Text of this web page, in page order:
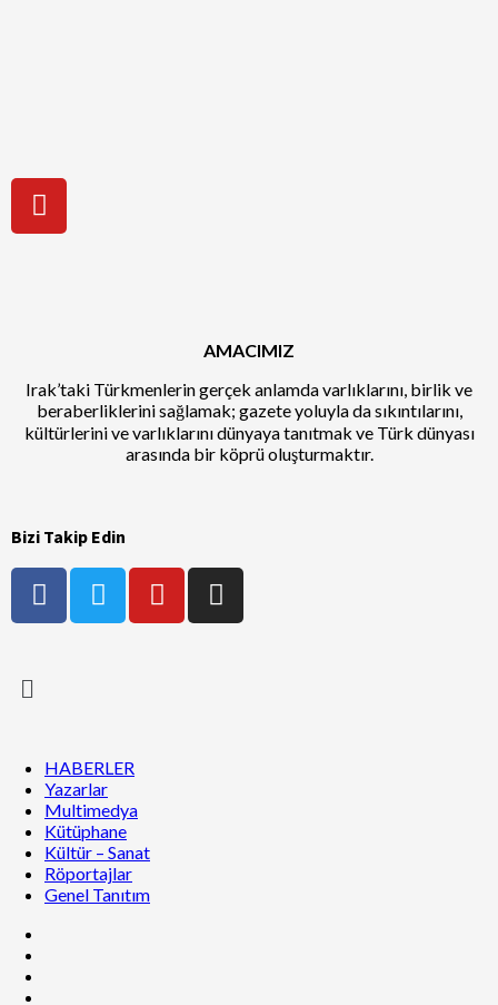
AMACIMIZ
Irak’taki Türkmenlerin gerçek anlamda varlıklarını, birlik ve
beraberliklerini sağlamak; gazete yoluyla da sıkıntılarını,
kültürlerini ve varlıklarını dünyaya tanıtmak ve Türk dünyası
arasında bir köprü oluşturmaktır.
Bizi Takip Edin
HABERLER
Yazarlar
Multimedya
Kütüphane
Kültür – Sanat
Röportajlar
Genel Tanıtım